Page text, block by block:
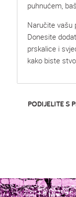
puhnućem,
Naručite vašu
Donesite
prskalice i
kako biste
PODIJELITE S